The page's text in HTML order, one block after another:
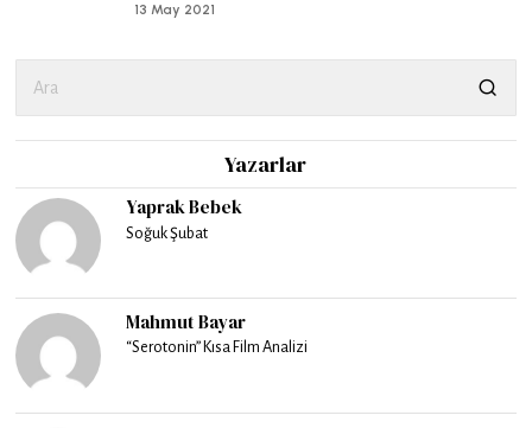
13 May 2021
Yazarlar
Yaprak Bebek
Soğuk Şubat
Mahmut Bayar
“Serotonin” Kısa Film Analizi